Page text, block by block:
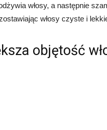
włosy, a następnie
włosy czyste i
objętość